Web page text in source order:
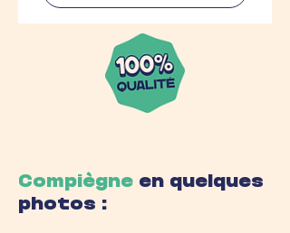
Compiègne en quelques
photos :